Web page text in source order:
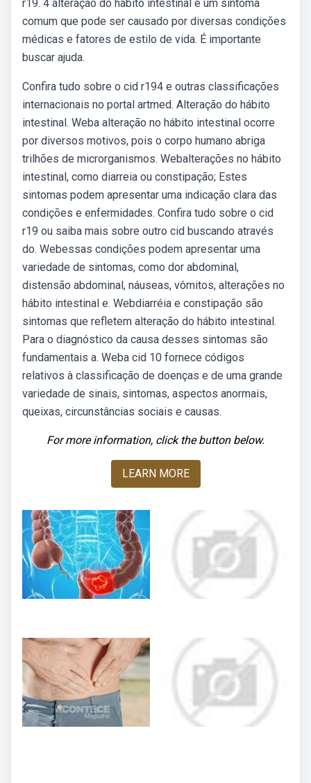
r19. 4 alteração do hábito intestinal é um sintoma
comum que pode ser causado por diversas condições
médicas e fatores de estilo de vida. É importante
buscar ajuda.
Confira tudo sobre o cid r194 e outras classificações
internacionais no portal artmed. Alteração do hábito
intestinal. Weba alteração no hábito intestinal ocorre
por diversos motivos, pois o corpo humano abriga
trilhões de microrganismos. Webalterações no hábito
intestinal, como diarreia ou constipação; Estes
sintomas podem apresentar uma indicação clara das
condições e enfermidades. Confira tudo sobre o cid
r19 ou saiba mais sobre outro cid buscando através
do. Webessas condições podem apresentar uma
variedade de sintomas, como dor abdominal,
distensão abdominal, náuseas, vômitos, alterações no
hábito intestinal e. Webdiarréia e constipação são
sintomas que refletem alteração do hábito intestinal.
Para o diagnóstico da causa desses sintomas são
fundamentais a. Weba cid 10 fornece códigos
relativos à classificação de doenças e de uma grande
variedade de sinais, sintomas, aspectos anormais,
queixas, circunstâncias sociais e causas.
For more information, click the button below.
LEARN MORE